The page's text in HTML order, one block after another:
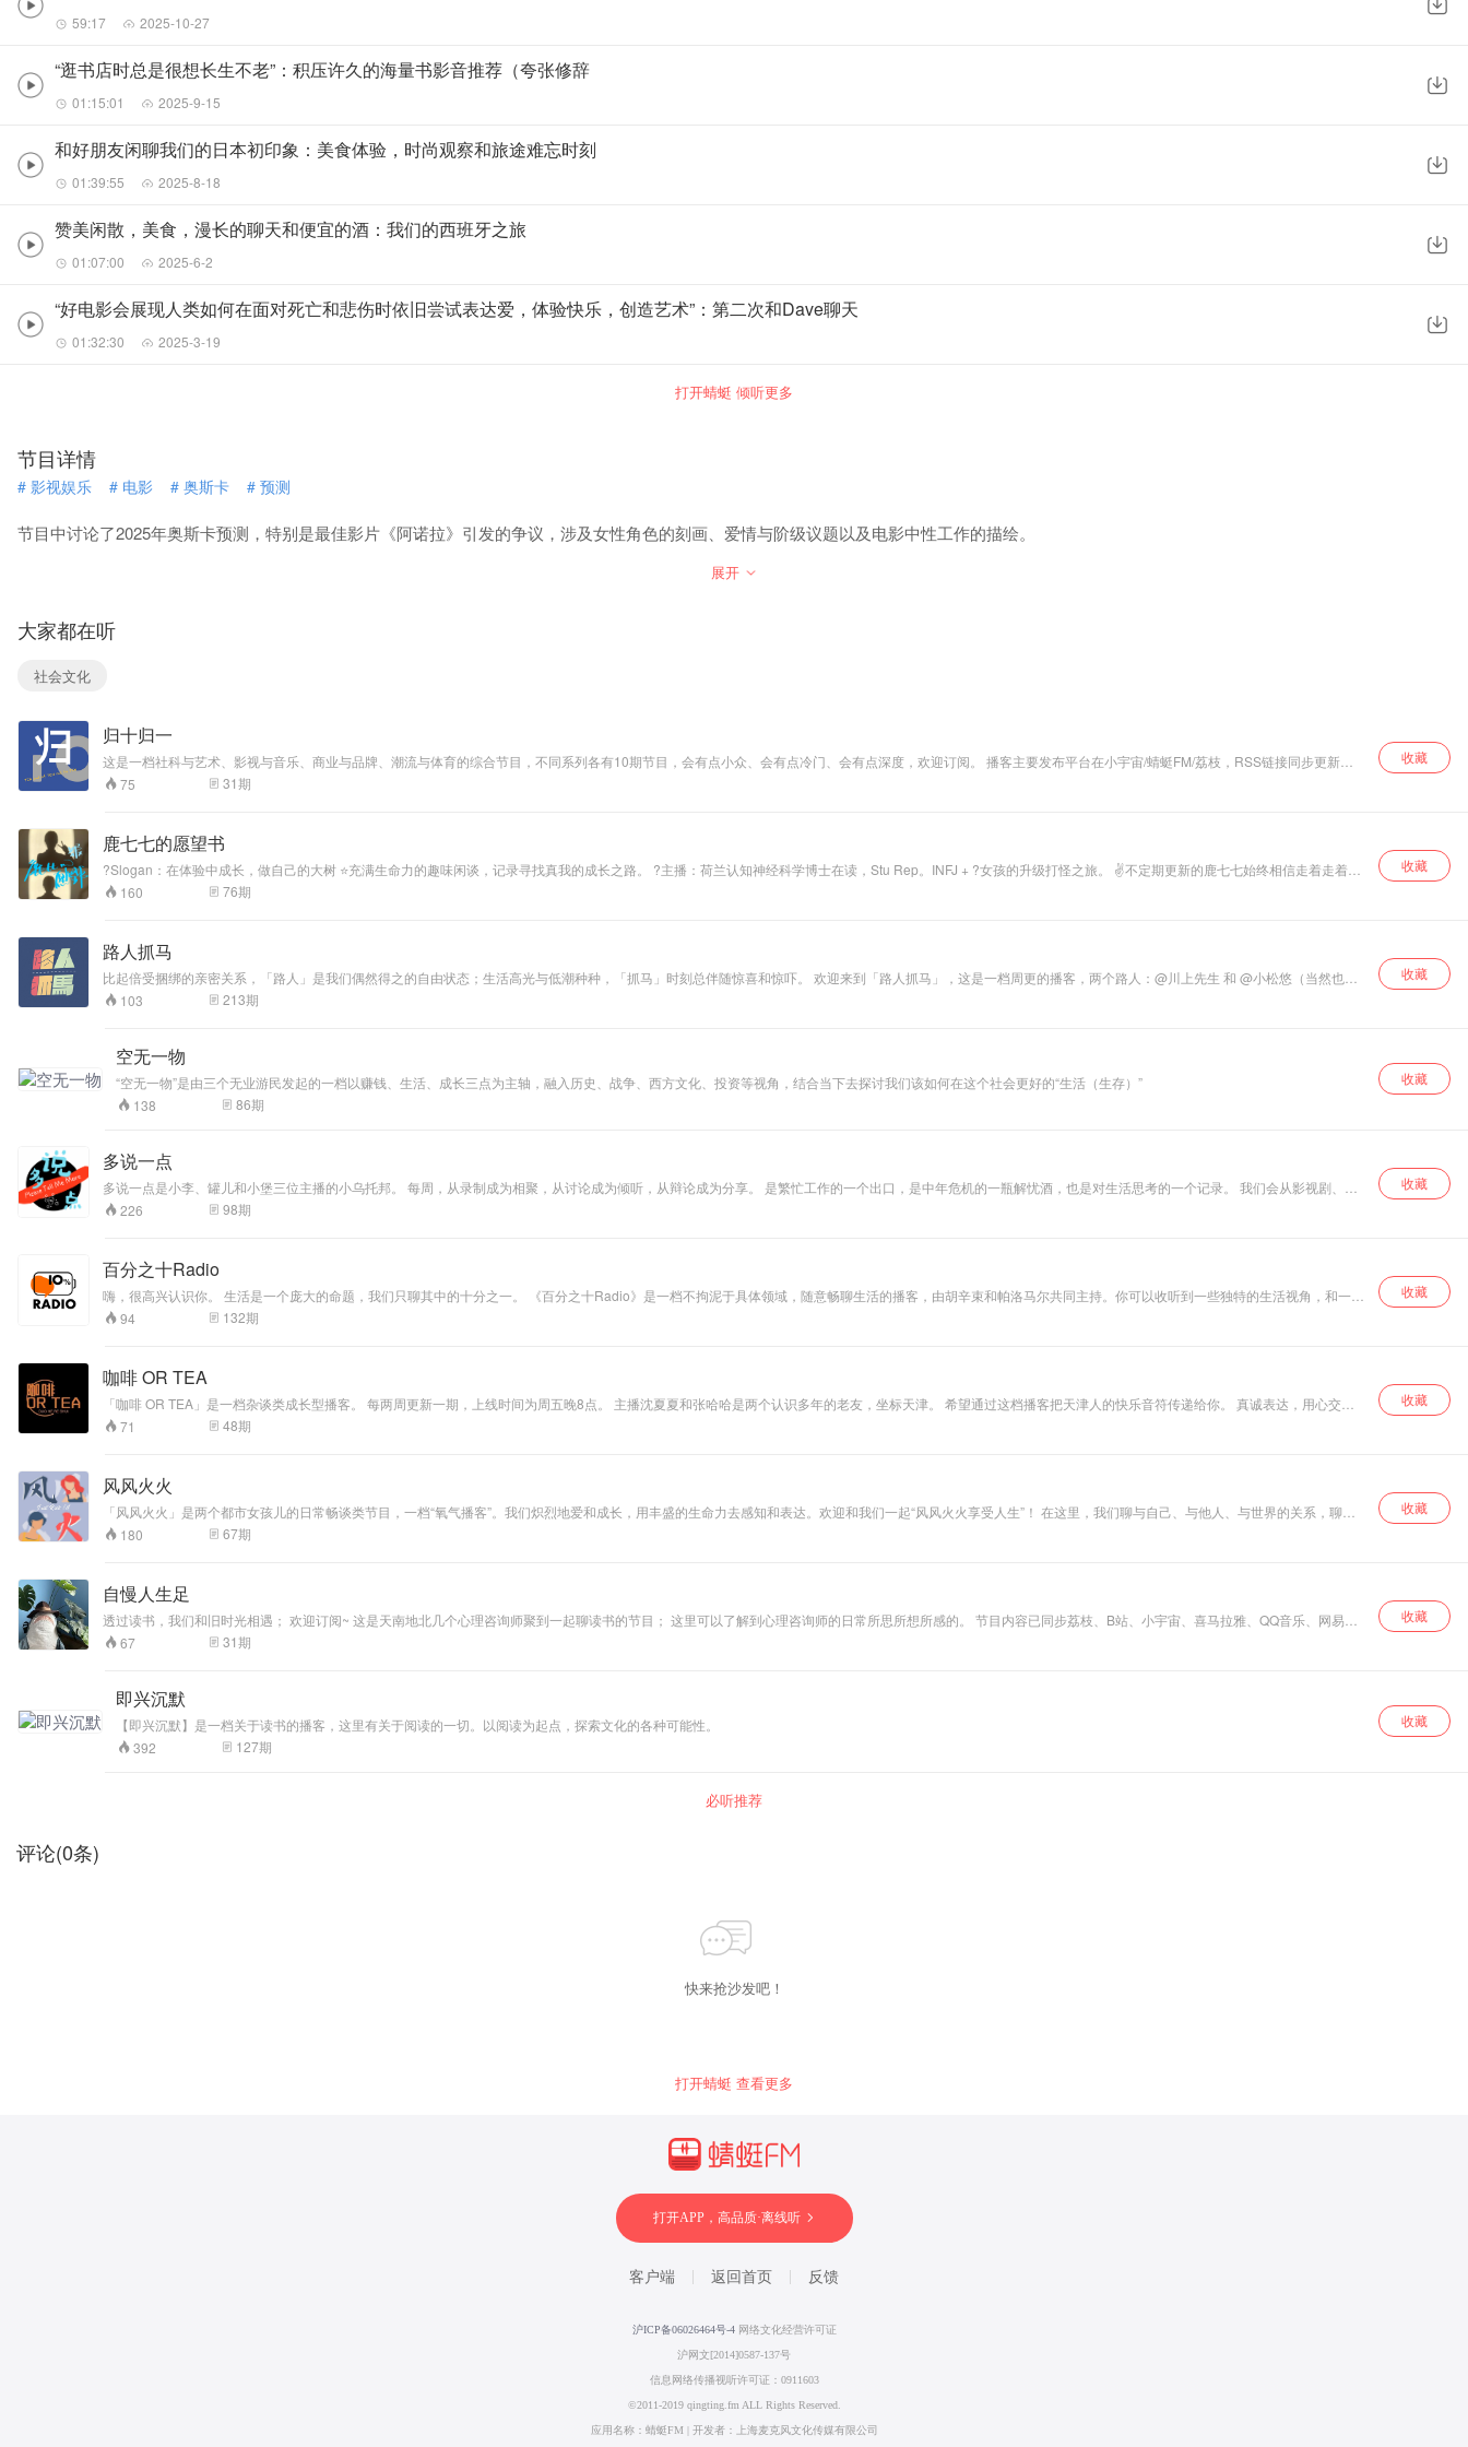
59:17 2025-10-27
“逛书店时总是很想长生不老”：积压许久的海量书影音推荐（夸张修辞
01:15:01 2025-9-15
和好朋友闲聊我们的日本初印象：美食体验，时尚观察和旅途难忘时刻
01:39:55 2025-8-18
赞美闲散，美食，漫长的聊天和便宜的酒：我们的西班牙之旅
01:07:00 2025-6-2
“好电影会展现人类如何在面对死亡和悲伤时依旧尝试表达爱，体验快乐，创造艺术”：第二次和Dave聊天
01:32:30 2025-3-19
打开蜻蜓 倾听更多
节目详情
# 影视娱乐 # 电影 # 奥斯卡 # 预测
节目中讨论了2025年奥斯卡预测，特别是最佳影片《阿诺拉》引发的争议，涉及女性角色的刻画、爱情与阶级议题以及电影中性工作的描绘。
展开
大家都在听
社会文化
归十归一
这是一档社科与艺术、影视与音乐、商业与品牌、潮流与体育的综合节目，不同系列各有10期节目，会有点小众、会有点冷门、会有点深度，欢迎订阅。 播客主要发布平台在小宇宙/蜻蜓FM/荔枝，RSS链接同步更新在
苹果podcast/网易云音乐/喜马拉雅/QQ音乐
75 31期
收藏
鹿七七的愿望书
?Slogan：在体验中成长，做自己的大树 ⭐充满生命力的趣味闲谈，记录寻找真我的成长之路。 ?主播：荷兰认知神经科学博士在读，Stu Rep。INFJ + ?女孩的升级打怪之旅。 ✌不定期更新的鹿七七始终相信走着走着花
就开了。希望我们一起赏花。“鹿七七的愿望书”小红书、微博等多平台同名。播客在小宇宙、苹果播客、喜马拉雅、蜻蜓FM 、荔枝FM、Spotify 、Podtail，rephonic，Castbox，Overcast，YouTube music，QQ音乐和
网易云音乐等多平台同步。 ?欢迎大家订阅栏目和同名小红书、微信公众号。更新顺序：公众号➡️小宇宙➡️小红书。公众号文章尽量保持多更啦，有很多鹿七七关于生活的多维感受分享和阅读观影感悟。 ✨串台可小宇宙
160 76期
收藏
路人抓马
比起倍受捆绑的亲密关系，「路人」是我们偶然得之的自由状态；生活高光与低潮种种，「抓马」时刻总伴随惊喜和惊吓。 欢迎来到「路人抓马」，这是一档周更的播客，两个路人：@川上先生 和 @小松悠（当然也许
103 213期
收藏
空无一物
“空无一物”是由三个无业游民发起的一档以赚钱、生活、成长三点为主轴，融入历史、战争、西方文化、投资等视角，结合当下去探讨我们该如何在这个社会更好的“生活（生存）”
138
86期
收藏
多说一点
多说一点是小李、罐儿和小堡三位主播的小乌托邦。 每周，从录制成为相聚，从讨论成为倾听，从辩论成为分享。 是繁忙工作的一个出口，是中年危机的一瓶解忧酒，也是对生活思考的一个记录。 我们会从影视剧、文
226 98期
收藏
百分之十Radio
嗨，很高兴认识你。 生活是一个庞大的命题，我们只聊其中的十分之一。 《百分之十Radio》是一档不拘泥于具体领域，随意畅聊生活的播客，由胡辛束和帕洛马尔共同主持。你可以收听到一些独特的生活视角，和一些
无意义的浪漫观点，或许你还可以收听到一些特殊嘉宾的声音与观点。我们适当讨论，适当争执，争取周更。
94 132期
收藏
咖啡 OR TEA
「咖啡 OR TEA」是一档杂谈类成长型播客。 每两周更新一期，上线时间为周五晚8点。 主播沈夏夏和张哈哈是两个认识多年的老友，坐标天津。 希望通过这档播客把天津人的快乐音符传递给你。 真诚表达，用心交流
是我们的主旋律； 结识志趣相投的朋友是我们的小确幸。 在这里，我们每期都会围绕着一个主题，分享经历、谈论观点、展开辩论。 愿我们的进步，有你的参与！ 感谢聆听「咖啡 OR TEA」，在忙碌的日子里，不要忘
记，多喝热水！
71 48期
收藏
风风火火
「风风火火」是两个都市女孩儿的日常畅谈类节目，一档“氧气播客”。我们炽烈地爱和成长，用丰盛的生命力去感知和表达。欢迎和我们一起“风风火火享受人生”！ 在这里，我们聊与自己、与他人、与世界的关系，聊与
成长、与爱、与生活本身有关的一切话题。我们坦诚分享，也期待不同观点的碰撞。 我们想成为你慵懒放松时的背景音乐、疲惫困顿时的移动电源、探索美妙世界时的拍立得、平凡普通日子里的冰镇起泡酒。 去经历、
去探索、去感受。 世界就是我们的游乐场，一起来玩吧！ ?‍?节目主播 Jasmine: 底色是旺盛的好奇心和乐观主义，热爱网球/户外/晒太阳，去过更宽阔更明亮的生活（全网同名：jaswanders） 带鱼：热爱人间的体验家，
马拉雅/荔枝/QQ音乐/网易云音乐/Apple Podcast/Spotify/微信公众号和豆瓣等平台订阅和收听，期待与你连接
180 67期
收藏
自慢人生足
透过读书，我们和旧时光相遇； 欢迎订阅~ 这是天南地北几个心理咨询师聚到一起聊读书的节目； 这里可以了解到心理咨询师的日常所思所想所感的。 节目内容已同步荔枝、B站、小宇宙、喜马拉雅、QQ音乐、网易音
乐、苹果播客等，欢迎订阅~
67 31期
收藏
即兴沉默
【即兴沉默】是一档关于读书的播客，这里有关于阅读的一切。以阅读为起点，探索文化的各种可能性。
392
127期
收藏
必听推荐
评论(0条)
快来抢沙发吧！
打开蜻蜓 查看更多
打开APP，高品质·离线听
客户端 返回首页 反馈
沪ICP备06026464号-4 网络文化经营许可证
沪网文[2014]0587-137号
信息网络传播视听许可证：0911603
©2011-2019 qingting.fm ALL Rights Reserved.
应用名称：蜻蜓FM | 开发者：上海麦克风文化传媒有限公司